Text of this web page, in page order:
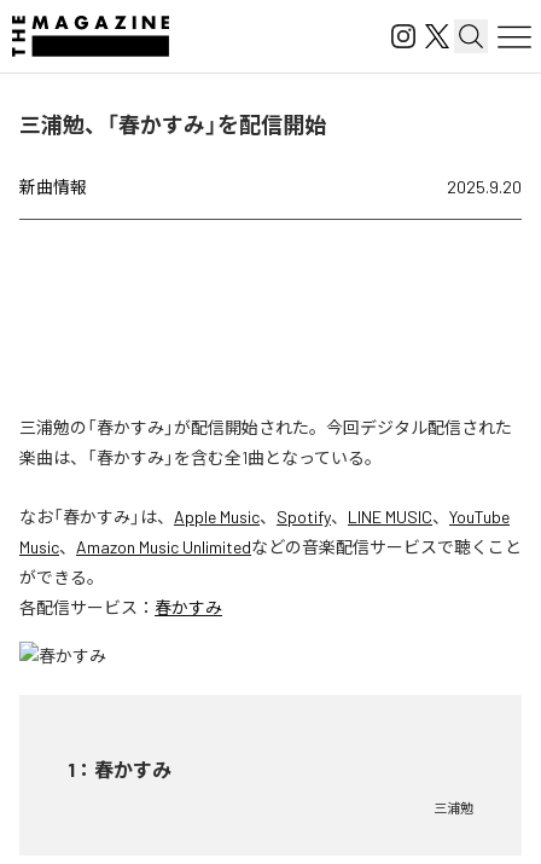
三浦勉、「春かすみ」を配信開始
新曲情報 2025.9.20
三浦勉の「春かすみ」が配信開始された。今回デジタル配信された
楽曲は、「春かすみ」を含む全1曲となっている。
なお「春かすみ」は、 Apple Music、 Spotify、 LINE MUSIC、 YouTube
Music、 Amazon Music Unlimitedなどの音楽配信サービスで聴くこと
ができる。
各配信サービス： 春かすみ
1 ： 春かすみ
三浦勉